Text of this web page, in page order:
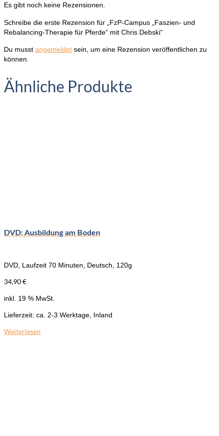
Es gibt noch keine Rezensionen.
Schreibe die erste Rezension für „FzP-Campus „Faszien- und
Rebalancing-Therapie für Pferde“ mit Chris Debski“
Du musst angemeldet sein, um eine Rezension veröffentlichen zu
können.
Ähnliche Produkte
DVD: Ausbildung am Boden
DVD, Laufzeit 70 Minuten, Deutsch, 120g
34,90€
inkl. 19 % MwSt.
Lieferzeit: ca. 2-3 Werktage, Inland
Weiterlesen